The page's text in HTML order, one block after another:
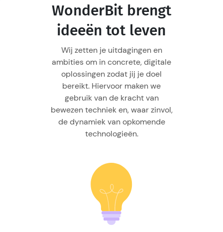
WonderBit brengt
ideeën tot leven
Wij zetten je uitdagingen en
ambities om in concrete, digitale
oplossingen zodat jij je doel
bereikt. Hiervoor maken we
gebruik van de kracht van
bewezen techniek en, waar zinvol,
de dynamiek van opkomende
technologieën.